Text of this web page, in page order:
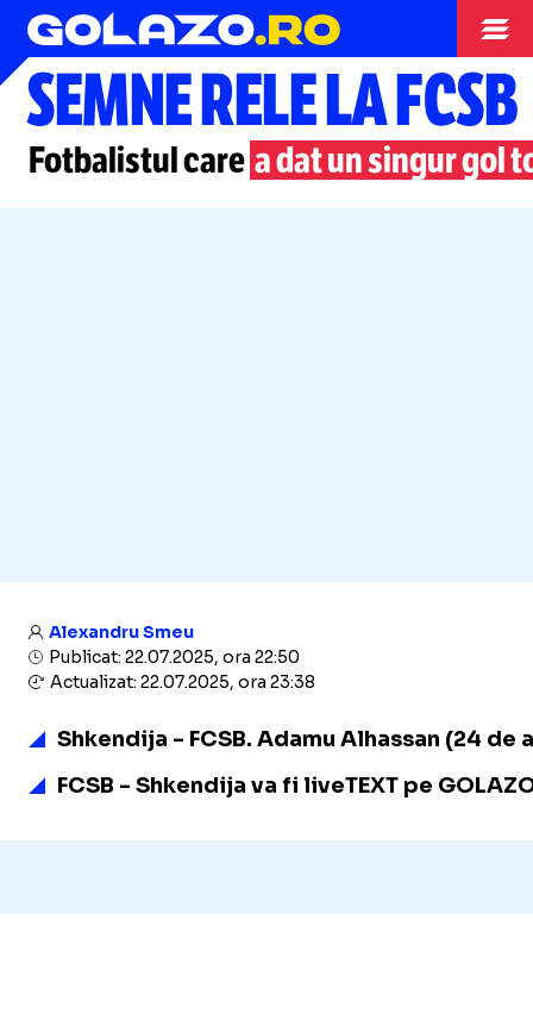
Liga Campionilor
SEMNE RELE LA FCSB
Fotbalistul care a dat un singur gol
Alexandru Smeu
Publicat: 22.07.2025, ora 22:50
Actualizat: 22.07.2025, ora 23:38
Shkendija - FCSB. Adamu Alhassan (24
FCSB - Shkendija va fi liveTEXT pe